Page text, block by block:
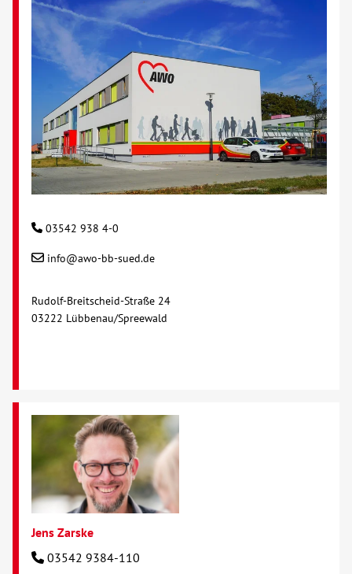
03542 938 4-0
info@awo-bb-sued.de
Rudolf-Breitscheid-Straße 24
03222 Lübbenau/Spreewald
Jens Zarske
03542 9384-110